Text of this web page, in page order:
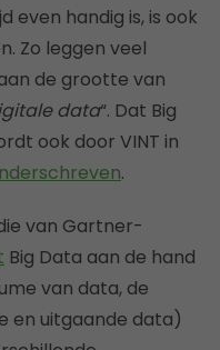
even handig is, is ook
Zo leggen veel
de grootte van
data“. Dat Big
ook door VINT in
.
van Gartner-
Big Data aan de hand
van data, de
en uitgaande data)